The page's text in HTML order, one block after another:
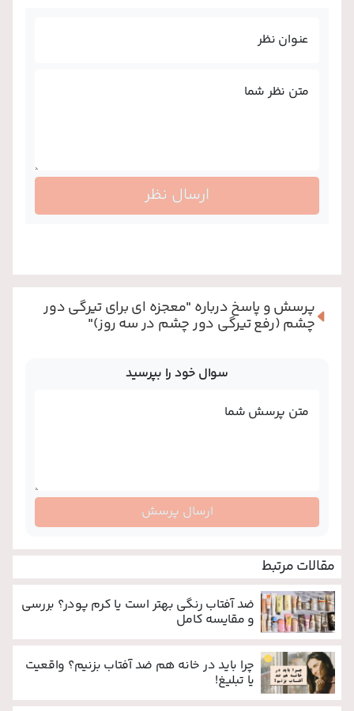
عنوان نظر
متن نظر شما
ارسال نظر
پرسش و پاسخ درباره "معجزه ای برای تیرگی دور
چشم (رفع تیرگی دور چشم در سه روز)"
سوال خود را بپرسید
متن پرسش شما
ارسال پرسش
مقالات مرتبط
ضد آفتاب رنگی بهتر است یا کرم پودر؟ بررسی
و مقایسه کامل
چرا باید در خانه هم ضد آفتاب بزنیم؟ واقعیت
یا تبلیغ!